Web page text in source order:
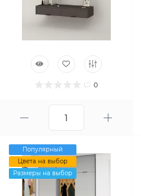
0
Популярный
Цвета на выбор
Размеры на выбор